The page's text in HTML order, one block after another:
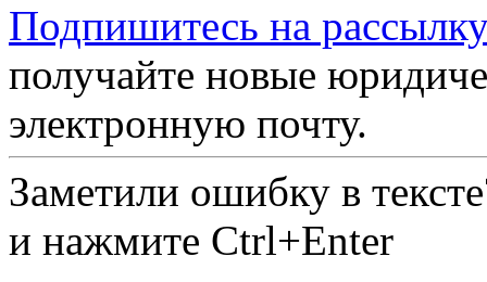
Подпишитесь на
получайте новые
электронную почту.
Заметили ошибку в
и нажмите Ctrl+Enter